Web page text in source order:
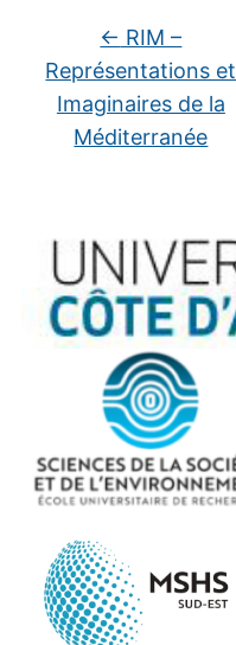
← RIM –
Représentations et
Imaginaires de la
Méditerranée